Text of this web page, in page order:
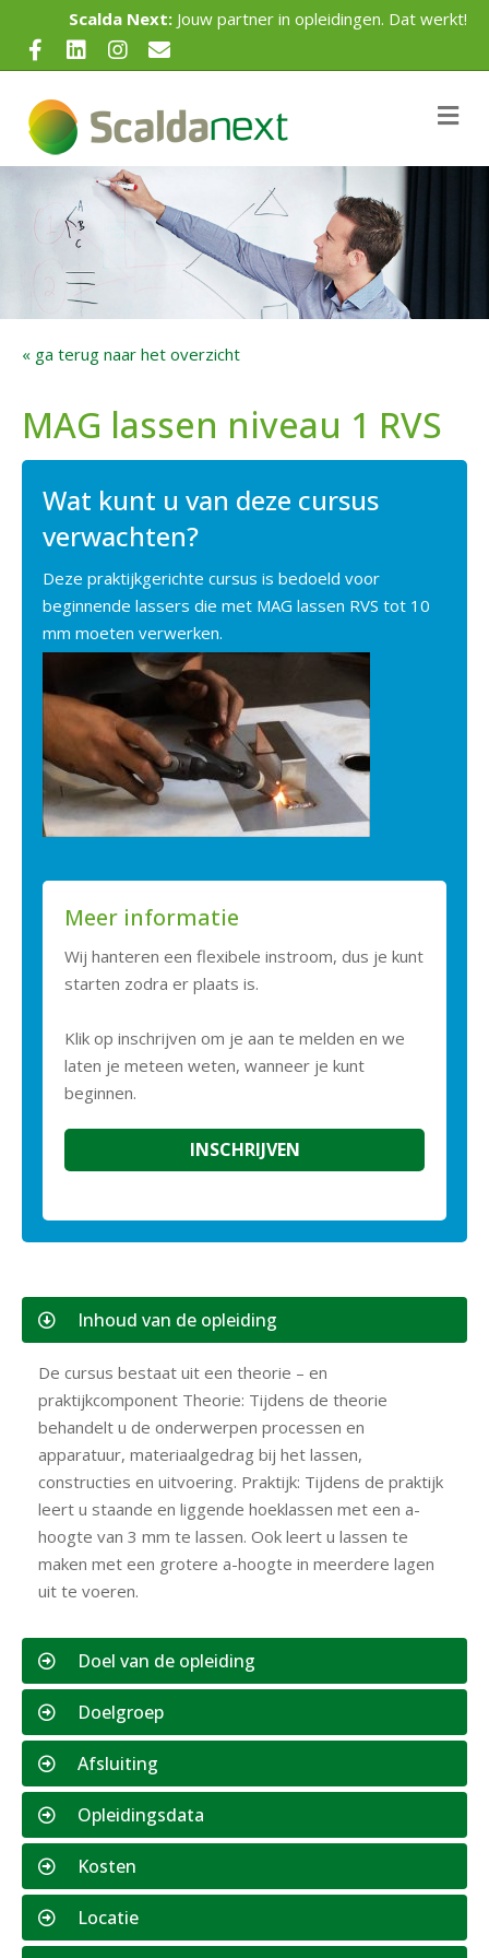
Scalda Next: Jouw partner in opleidingen. Dat werkt!
Facebook
LinkedinInstagram
Email
« ga terug naar het overzicht
MAG lassen niveau 1 RVS
Wat kunt u van deze cursus
verwachten?
Deze praktijkgerichte cursus is bedoeld voor
beginnende lassers die met MAG lassen RVS tot 10
mm moeten verwerken.
Meer informatie
Wij hanteren een flexibele instroom, dus je kunt
starten zodra er plaats is.
Klik op inschrijven om je aan te melden en we
laten je meteen weten, wanneer je kunt
beginnen.
INSCHRIJVEN
Inhoud van de opleiding
De cursus bestaat uit een theorie – en
praktijkcomponent Theorie: Tijdens de theorie
behandelt u de onderwerpen processen en
apparatuur, materiaalgedrag bij het lassen,
constructies en uitvoering. Praktijk: Tijdens de praktijk
leert u staande en liggende hoeklassen met een a-
hoogte van 3 mm te lassen. Ook leert u lassen te
maken met een grotere a-hoogte in meerdere lagen
uit te voeren.
Doel van de opleiding
Doelgroep
Afsluiting
Opleidingsdata
Kosten
Locatie